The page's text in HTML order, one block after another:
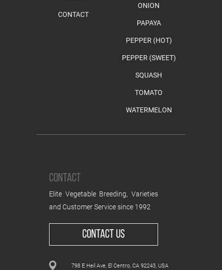
CONTACT
ONION
PAPAYA
PEPPER (HOT)
PEPPER (SWEET)
SQUASH
TOMATO
WATERMELON
CONTACT
Elite Vegetable Breeding, Varieties
and Customer Service since 1992
CONTACT US
798 E Heil Ave, El Centro, CA 92243, USA